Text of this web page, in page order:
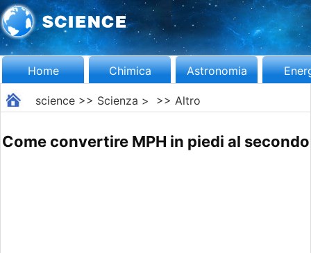
Home Chimica Astronomia
science>> Scienza > >> Altro
Come convertire MPH in piedi al secondo